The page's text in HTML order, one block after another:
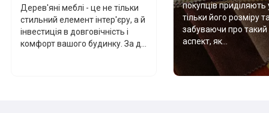
Дерев'яні меблі - це не тільки
стильний елемент інтер'єру, а й
інвестиція в довговічність і
комфорт вашого будинку. За д...
покупців приділяють
тільки його розміру
забуваючи про
аспект, як...